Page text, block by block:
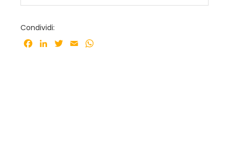
Condividi:
Facebook
LinkedInTwitter
Email